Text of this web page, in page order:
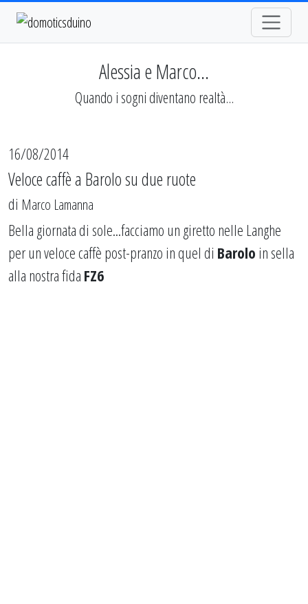
Alessia e Marco...
Quando i sogni diventano realtà...
16/08/2014
Veloce caffè a Barolo su due ruote
di Marco Lamanna
Bella giornata di sole...facciamo un giretto nelle Langhe
per un veloce caffè post-pranzo in quel di Barolo in sella
alla nostra fida FZ6